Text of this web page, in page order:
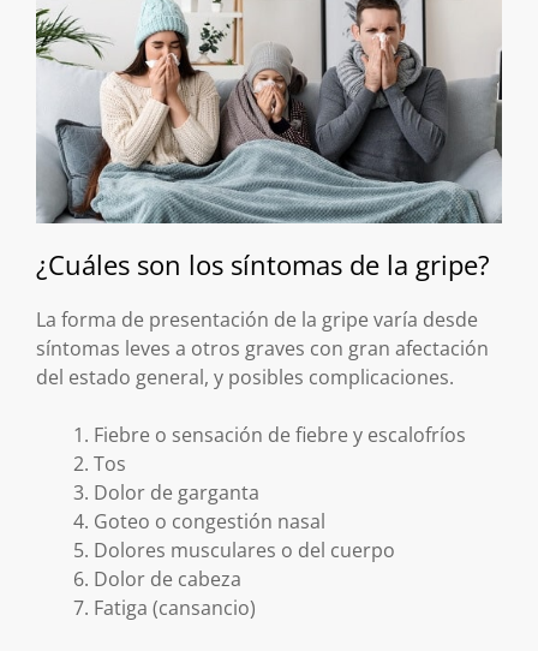
¿Cuáles son los síntomas de la gripe?
La forma de presentación de la gripe varía desde
síntomas leves a otros graves con gran afectación
del estado general, y posibles complicaciones.
Fiebre o sensación de fiebre y escalofríos
Tos
Dolor de garganta
Goteo o congestión nasal
Dolores musculares o del cuerpo
Dolor de cabeza
Fatiga (cansancio)